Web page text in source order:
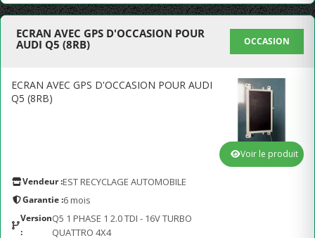
ECRAN AVEC GPS D'OCCASION POUR
AUDI Q5 (8RB)
OCCASION
ECRAN AVEC GPS D'OCCASION POUR AUDI
Q5 (8RB)
Vendeur :EST RECYCLAGE AUTOMOBILE
Garantie :6 mois
Version
:
Q5 1 PHASE 1 2.0 TDI - 16V TURBO
QUATTRO 4X4
Voir le produit